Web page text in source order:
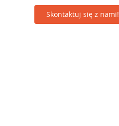
Skontaktuj się z nami!